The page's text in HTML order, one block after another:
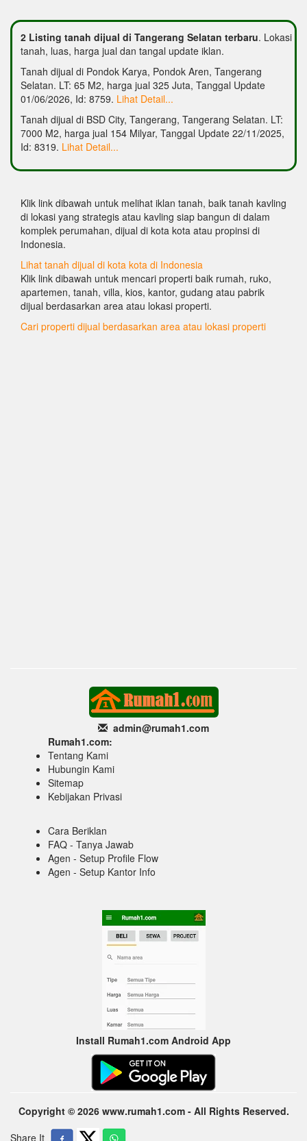
2 Listing tanah dijual di Tangerang Selatan terbaru. Lokasi
tanah, luas, harga jual dan tangal update iklan.
Tanah dijual di Pondok Karya, Pondok Aren, Tangerang
Selatan. LT: 65 M2, harga jual 325 Juta, Tanggal Update
01/06/2026, Id: 8759. Lihat Detail...
Tanah dijual di BSD City, Tangerang, Tangerang Selatan. LT:
7000 M2, harga jual 154 Milyar, Tanggal Update 22/11/2025,
Id: 8319. Lihat Detail...
Klik link dibawah untuk melihat iklan tanah, baik tanah kavling
di lokasi yang strategis atau kavling siap bangun di dalam
komplek perumahan, dijual di kota kota atau propinsi di
Indonesia.
Lihat tanah dijual di kota kota di Indonesia
Klik link dibawah untuk mencari properti baik rumah, ruko,
apartemen, tanah, villa, kios, kantor, gudang atau pabrik
dijual berdasarkan area atau lokasi properti.
Cari properti dijual berdasarkan area atau lokasi properti
admin@rumah1.com
Rumah1.com:
Tentang Kami
Hubungin Kami
Sitemap
Kebijakan Privasi
Cara Beriklan
FAQ - Tanya Jawab
Agen - Setup Profile Flow
Agen - Setup Kantor Info
Install Rumah1.com Android App
Copyright © 2026 www.rumah1.com - All Rights Reserved.
Share It